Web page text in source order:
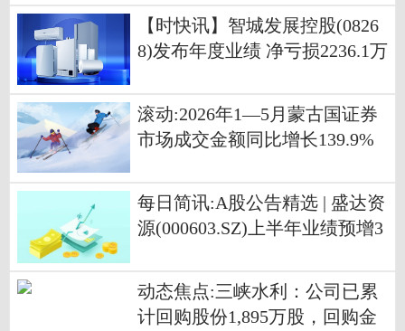
【时快讯】智城发展控股(0826
8)发布年度业绩 净亏损2236.1万
滚动:2026年1—5月蒙古国证券
市场成交金额同比增长139.9%
每日简讯:A股公告精选 | 盛达资
源(000603.SZ)上半年业绩预增3
动态焦点:三峡水利：公司已累
计回购股份1,895万股，回购金